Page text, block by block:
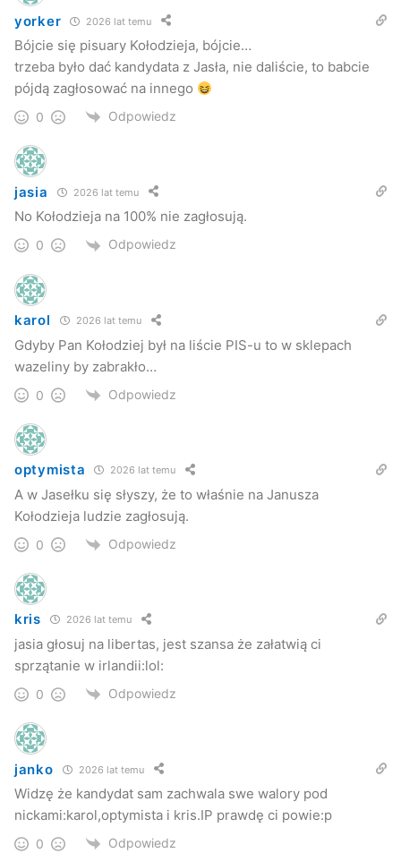
yorker 2026 lat temu
Bójcie się pisuary Kołodzieja, bójcie…
trzeba było dać kandydata z Jasła, nie daliście, to babcie
pójdą zagłosować na innego
0 Odpowiedz
jasia 2026 lat temu
No Kołodzieja na 100% nie zagłosują.
0 Odpowiedz
karol 2026 lat temu
Gdyby Pan Kołodziej był na liście PIS-u to w sklepach
wazeliny by zabrakło…
0 Odpowiedz
optymista 2026 lat temu
A w Jasełku się słyszy, że to właśnie na Janusza
Kołodzieja ludzie zagłosują.
0 Odpowiedz
kris 2026 lat temu
jasia głosuj na libertas, jest szansa że załatwią ci
sprzątanie w irlandii:lol:
0 Odpowiedz
janko 2026 lat temu
Widzę że kandydat sam zachwala swe walory pod
nickami:karol,optymista i kris.IP prawdę ci powie:p
0 Odpowiedz